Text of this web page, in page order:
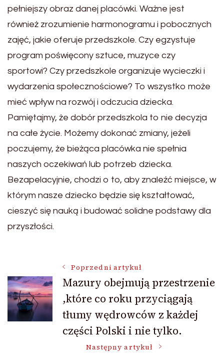
pełniejszy obraz danej placówki. Ważne jest
również zrozumienie harmonogramu i pobocznych
zajęć, jakie oferuje przedszkole. Czy egzystuje
program poświęcony sztuce, muzyce czy
sportowi? Czy przedszkole organizuje wycieczki i
wydarzenia społecznościowe? To wszystko może
mieć wpływ na rozwój i odczucia dziecka.
Pamiętajmy, że dobór przedszkola to nie decyzja
na całe życie. Możemy dokonać zmiany, jeżeli
poczujemy, że bieżąca placówka nie spełnia
naszych oczekiwań lub potrzeb dziecka.
Bezapelacyjnie, chodzi o to, aby znaleźć miejsce, w
którym nasze dziecko będzie się kształtować,
cieszyć się nauką i budować solidne podstawy dla
przyszłości.
Nawigacja
wpisu
Poprzedni artykuł
Mazury obejmują przestrzenie
,które co roku przyciągają
tłumy wędrowców z każdej
części Polski i nie tylko.
Następny artykuł